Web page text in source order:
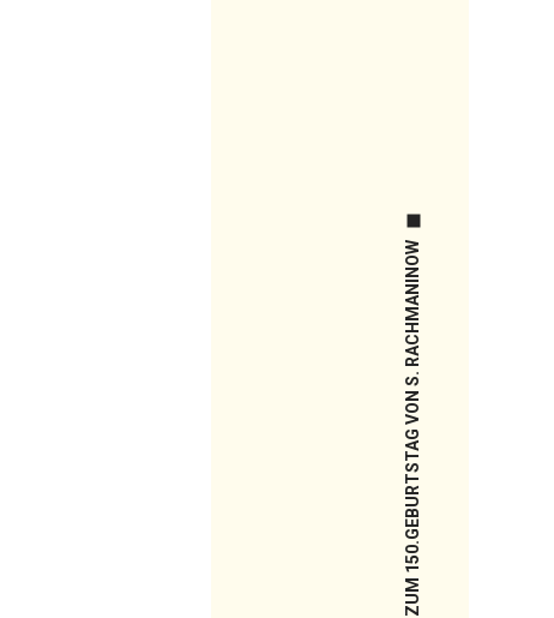
ZUM 150.GEBURTSTAG VON S. RACHMANINOW